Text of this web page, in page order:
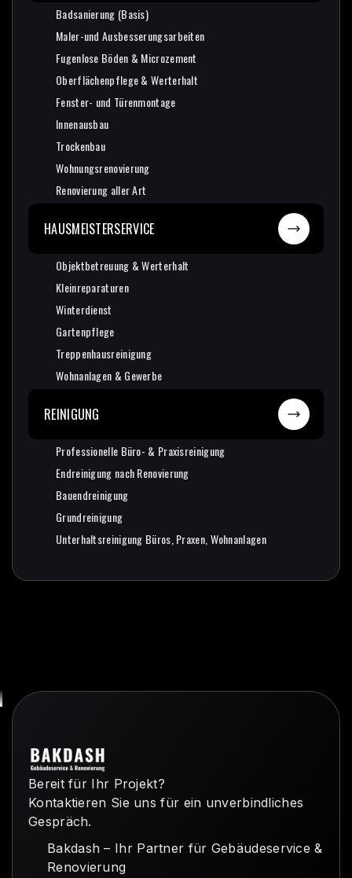
Badsanierung (Basis)
Badsanierung (Basis)
Maler-und Ausbesserungsarbeiten
Maler-und Ausbesserungsarbeiten
Fugenlose Böden & Microzement
Fugenlose Böden & Microzement
Oberflächenpflege & Werterhalt
Oberflächenpflege & Werterhalt
Fenster- und Türenmontage
Fenster- und Türenmontage
Innenausbau
Innenausbau
Trockenbau
Trockenbau
Wohnungsrenovierung
Wohnungsrenovierung
Renovierung aller Art
HAUSMEISTERSERVICE
Objektbetreuung & Werterhalt
Objektbetreuung & Werterhalt
Kleinreparaturen
Kleinreparaturen
Winterdienst
Winterdienst
Gartenpflege
Gartenpflege
Treppenhausreinigung
Treppenhausreinigung
Wohnanlagen & Gewerbe
REINIGUNG
Professionelle Büro- & Praxisreinigung
Professionelle Büro- & Praxisreinigung
Endreinigung nach Renovierung
Endreinigung nach Renovierung
Bauendreinigung
Bauendreinigung
Grundreinigung
Grundreinigung
Unterhaltsreinigung Büros, Praxen, Wohnanlagen
Bereit für Ihr Projekt?
Kontaktieren Sie uns für ein unverbindliches
Gespräch.
Bakdash – Ihr Partner für Gebäudeservice &
Renovierung